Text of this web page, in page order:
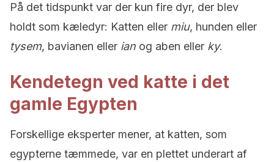
På det tidspunkt var der kun fire dyr, der blev
holdt som kæledyr: Katten eller miu, hunden eller
tysem, bavianen eller ian og aben eller ky.
Kendetegn ved katte i det
gamle Egypten
Forskellige eksperter mener, at katten, som
egypterne tæmmede, var en plettet underart af